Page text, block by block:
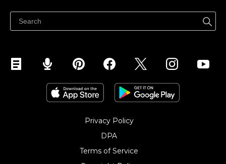
페이스북에서 판매하기
인스타그램에서 판매하기
Privacy Policy
DPA
Terms of Service